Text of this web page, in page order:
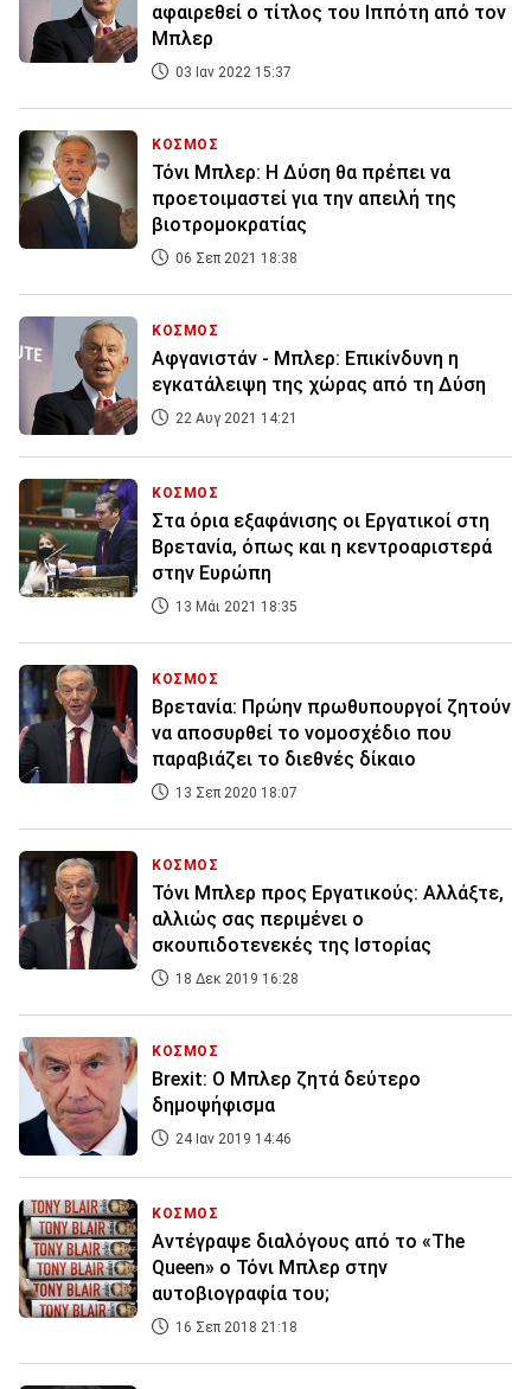
αφαιρεθεί ο τίτλος του Ιππότη από τον
Μπλερ
03 Ιαν 2022 15:37
ΚΟΣΜΟΣ
Τόνι Μπλερ: Η Δύση θα πρέπει να
προετοιμαστεί για την απειλή της
βιοτρομοκρατίας
06 Σεπ 2021 18:38
ΚΟΣΜΟΣ
Αφγανιστάν - Μπλερ: Επικίνδυνη η
εγκατάλειψη της χώρας από τη Δύση
22 Αυγ 2021 14:21
ΚΟΣΜΟΣ
Στα όρια εξαφάνισης οι Εργατικοί στη
Βρετανία, όπως και η κεντροαριστερά
στην Ευρώπη
13 Μάι 2021 18:35
ΚΟΣΜΟΣ
Βρετανία: Πρώην πρωθυπουργοί ζητούν
να αποσυρθεί το νομοσχέδιο που
παραβιάζει το διεθνές δίκαιο
13 Σεπ 2020 18:07
ΚΟΣΜΟΣ
Τόνι Μπλερ προς Εργατικούς: Αλλάξτε,
αλλιώς σας περιμένει ο
σκουπιδοτενεκές της Ιστορίας
18 Δεκ 2019 16:28
ΚΟΣΜΟΣ
Brexit: O Μπλερ ζητά δεύτερο
δημοψήφισμα
24 Ιαν 2019 14:46
ΚΟΣΜΟΣ
Αντέγραψε διαλόγους από το «Τhe
Queen» ο Τόνι Μπλερ στην
αυτοβιογραφία του;
16 Σεπ 2018 21:18